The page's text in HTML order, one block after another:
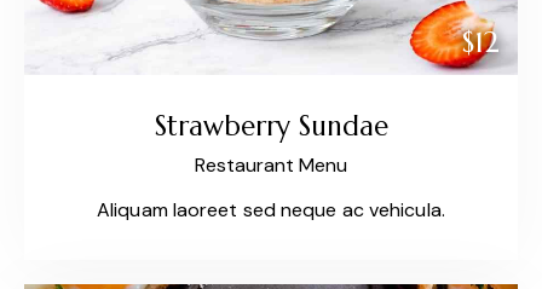
$12
Strawberry Sundae
Restaurant Menu
Aliquam laoreet sed neque ac vehicula.